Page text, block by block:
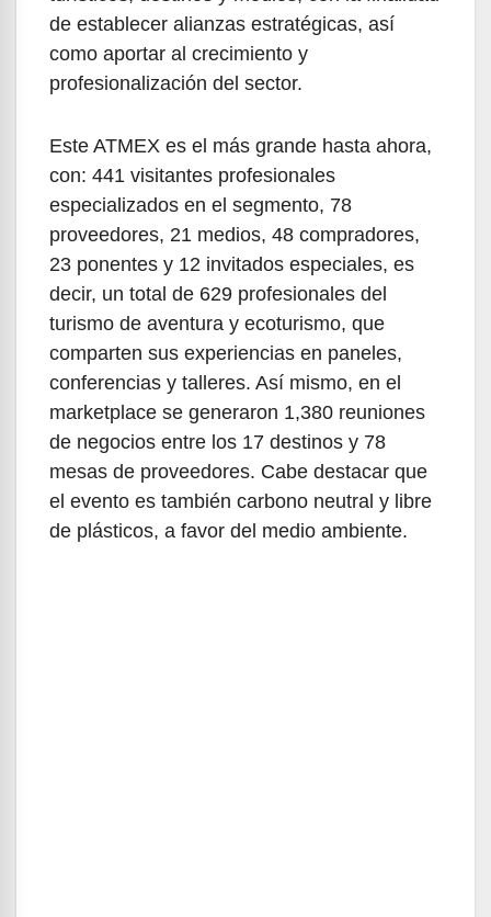
de establecer alianzas estratégicas, así
como aportar al crecimiento y
profesionalización del sector.
Este ATMEX es el más grande hasta ahora,
con: 441 visitantes profesionales
especializados en el segmento, 78
proveedores, 21 medios, 48 compradores,
23 ponentes y 12 invitados especiales, es
decir, un total de 629 profesionales del
turismo de aventura y ecoturismo, que
comparten sus experiencias en paneles,
conferencias y talleres. Así mismo, en el
marketplace se generaron 1,380 reuniones
de negocios entre los 17 destinos y 78
mesas de proveedores. Cabe destacar que
el evento es también carbono neutral y libre
de plásticos, a favor del medio ambiente.